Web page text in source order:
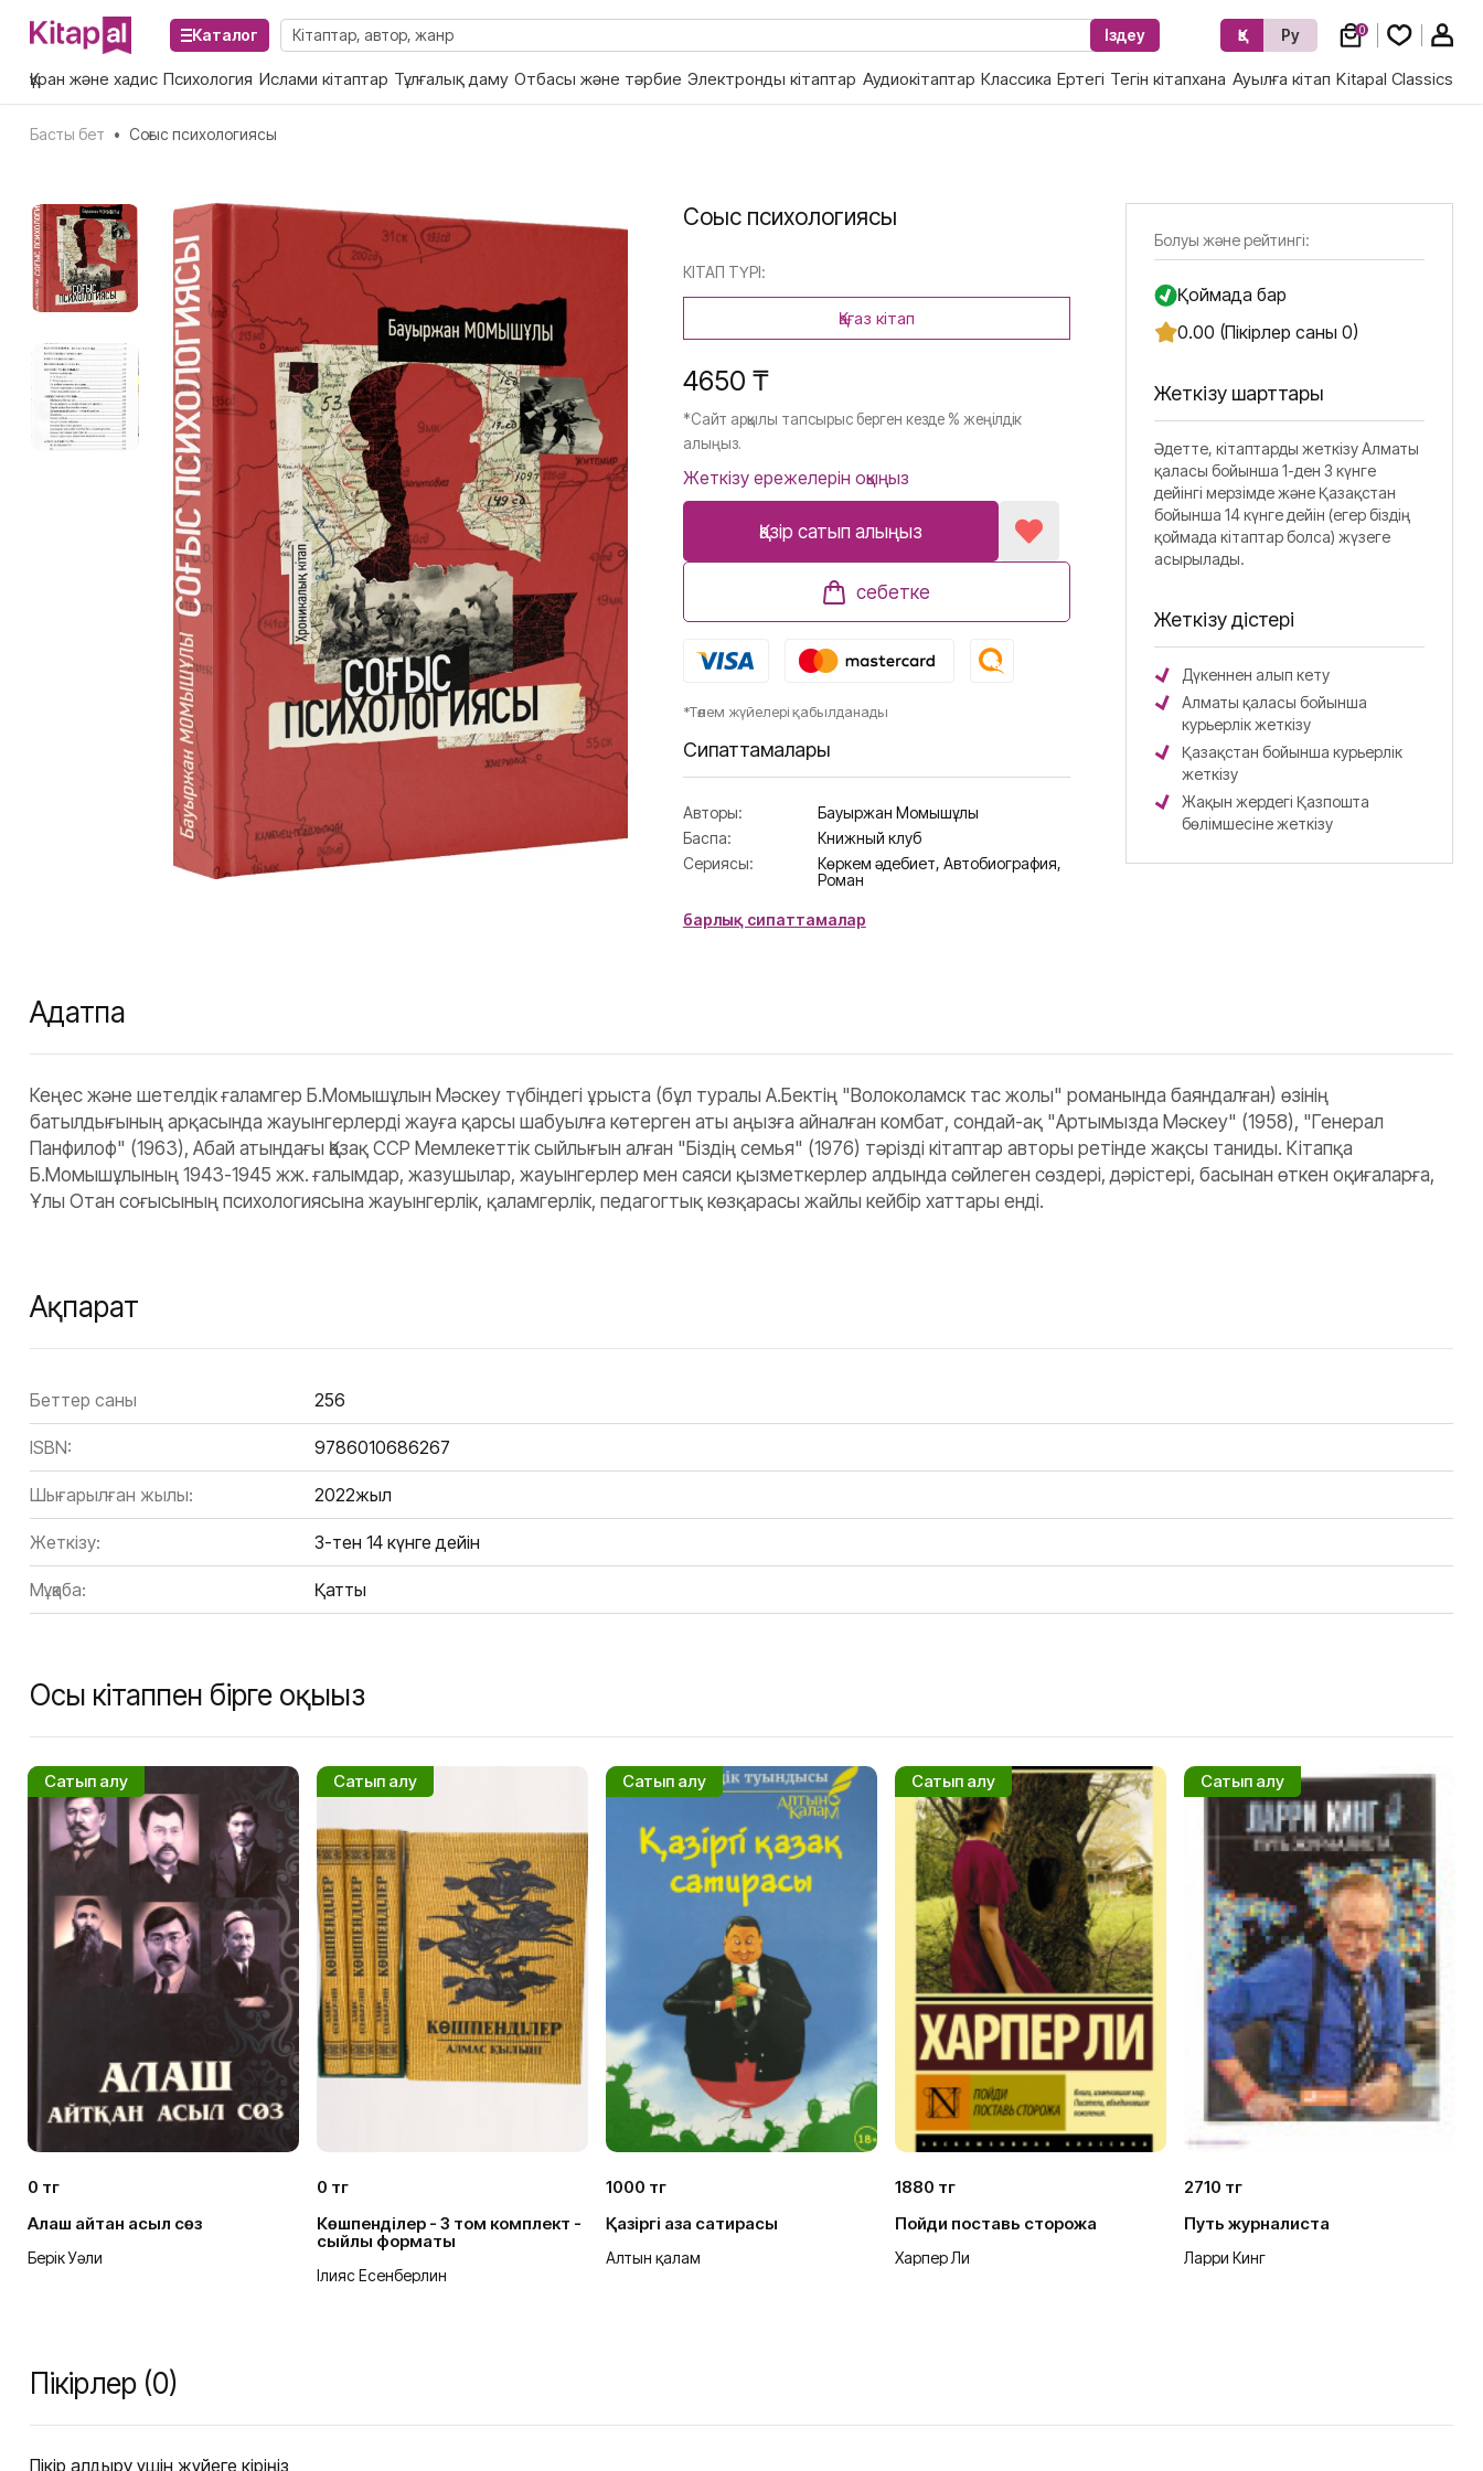
Каталог Іздеу Қз Ру 0
Құран және хадис Психология Ислами кітаптар Тұлғалық даму Отбасы және тәрбие Электронды кітаптар Аудиокітаптар Классика Ертегі Тегін кітапхана Ауылға кітап Kitapal Classics
Басты бет • Соғыс психологиясы
Соғыс психологиясы
КІТАП ТҮРІ:
Қағаз кітап
4650 ₸
*Сайт арқылы тапсырыс берген кезде % жеңілдік
алыңыз.
Жеткізу ережелерін оқыңыз
Қазір сатып алыңыз
себетке
*Төлем жүйелері қабылданады
Сипаттамалары
Авторы:
Бауыржан Момышұлы
Баспа:
Книжный клуб
Сериясы:
Көркем әдебиет, Автобиография,
Роман
барлық сипаттамалар
Болуы және рейтингі:
Қоймада бар
0.00 (Пікірлер саны 0)
Жеткізу шарттары
Әдетте, кітаптарды жеткізу Алматы
қаласы бойынша 1-ден 3 күнге
дейінгі мерзімде және Қазақстан
бойынша 14 күнге дейін (егер біздің
қоймада кітаптар болса) жүзеге
асырылады.
Жеткізу әдістері
Дүкеннен алып кету
Алматы қаласы бойынша
курьерлік жеткізу
Қазақстан бойынша курьерлік
жеткізу
Жақын жердегі Қазпошта
бөлімшесіне жеткізу
Аңдатпа
Кеңес және шетелдік ғаламгер Б.Момышұлын Мәскеу түбіндегі ұрыста (бұл туралы А.Бектің "Волоколамск тас жолы" романында баяндалған) өзінің
батылдығының арқасында жауынгерлерді жауға қарсы шабуылға көтерген аты аңызға айналған комбат, сондай-ақ "Артымызда Мәскеу" (1958), "Генерал
Панфилоф" (1963), Абай атындағы Қазақ ССР Мемлекеттік сыйлығын алған "Біздің семья" (1976) тәрізді кітаптар авторы ретінде жақсы таниды. Кітапқа
Б.Момышұлының 1943-1945 жж. ғалымдар, жазушылар, жауынгерлер мен саяси қызметкерлер алдында сөйлеген сөздері, дәрістері, басынан өткен оқиғаларға,
Ұлы Отан соғысының психологиясына жауынгерлік, қаламгерлік, педагогтық көзқарасы жайлы кейбір хаттары енді.
Ақпарат
Беттер саны 256
ISBN: 9786010686267
Шығарылған жылы: 2022жыл
Жеткізу: 3-тен 14 күнге дейін
Мұқаба: Қатты
Осы кітаппен бірге оқыңыз
Сатып алу
0 тг
Алаш айтқан асыл сөз
Берік Уәли
Сатып алу
0 тг
Көшпенділер - 3 том комплект -
сыйлық форматы
Ілияс Есенберлин
Сатып алу
1000 тг
Қазіргі қазақ сатирасы
Алтын қалам
Сатып алу
1880 тг
Пойди поставь сторожа
Харпер Ли
Сатып алу
2710 тг
Путь журналиста
Ларри Кинг
Пікірлер (0)
Пікір қалдыру үшін жүйеге кіріңіз